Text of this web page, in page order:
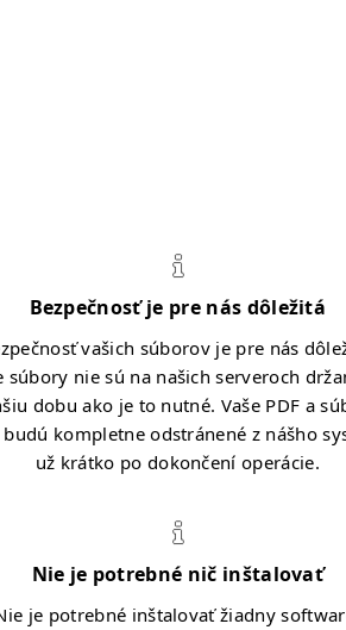
Bezpečnosť je pre nás dôležitá
vašich súborov je pre nás
súbory nie sú na našich serveroch
dobu ako je to nutné. Vaše PDF a
budú kompletne odstránené z nášho
už krátko po dokončení operácie.
Nie je potrebné nič inštalovať
je potrebné inštalovať žiadny